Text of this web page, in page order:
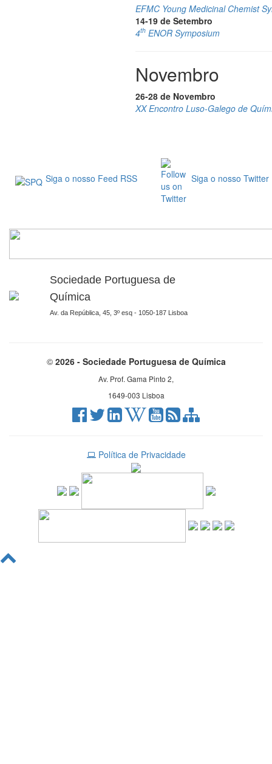
EFMC Young Medicinal Chemist
14-19 de Setembro
4th ENOR Symposium
Novembro
26-28 de Novembro
XX Encontro Luso-Galego de
Siga o nosso Feed RSS Siga o nosso Twitter
Sociedade Portuguesa de
Química
Av. da República, 45, 3º esq - 1050-187 Lisboa
© 2026 - Sociedade Portuguesa de Química
Av. Prof. Gama Pinto 2,
1649-003 Lisboa
Política de Privacidade